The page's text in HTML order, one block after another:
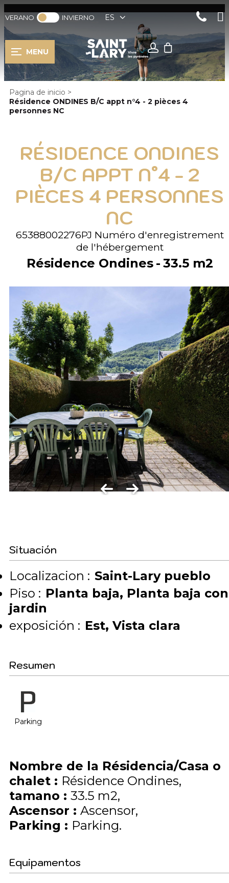
VERANO INVIERNO ES
MENU
Pagina de inicio >
Résidence ONDINES B/C appt n°4 - 2 pièces 4
personnes NC
RÉSIDENCE ONDINES
B/C APPT N°4 - 2
PIÈCES 4 PERSONNES
NC
65388002276PJ Numéro d'enregistrement
de l'hébergement
Résidence Ondines 33.5 m2
Situación
Localizacion : Saint-Lary pueblo
Piso : Planta baja
Planta baja con
jardin
exposición : Est Vista clara
Resumen
Parking
Nombre de la Résidencia/Casa o
chalet : Résidence Ondines
tamano : 33.5 m2
Ascensor : Ascensor
Parking : Parking
Equipamentos